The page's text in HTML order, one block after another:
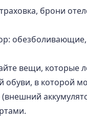
брони
вещи, которые
обуви, в которой